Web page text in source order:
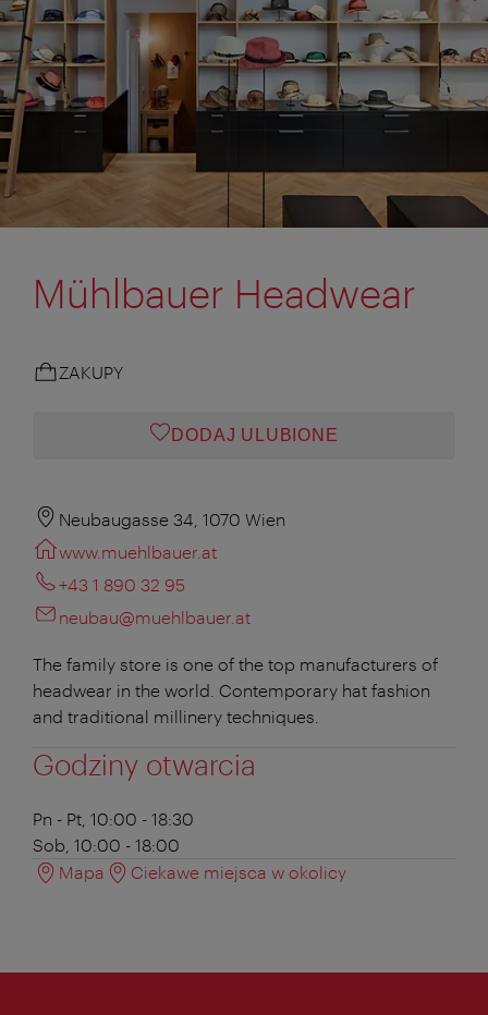
Mühlbauer Headwear
ZAKUPY
DODAJ ULUBIONE
Neubaugasse 34, 1070 Wien
www.muehlbauer.at
+43 1 890 32 95
neubau@muehlbauer.at
The family store is one of the top manufacturers of
headwear in the world. Contemporary hat fashion
and traditional millinery techniques.
Godziny otwarcia
Pn - Pt, 10:00 - 18:30
Sob, 10:00 - 18:00
Mapa
Ciekawe miejsca w okolicy